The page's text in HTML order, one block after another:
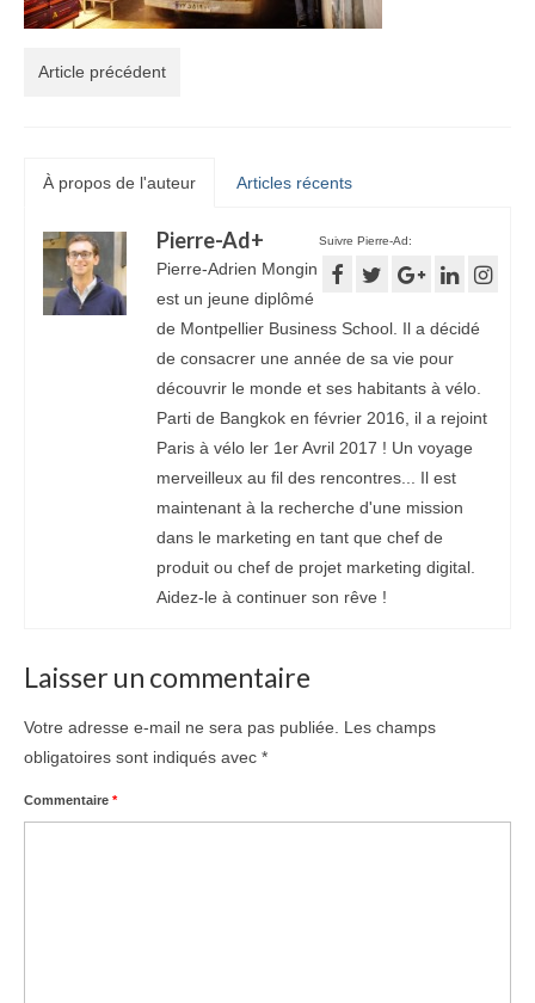
Article précédent
À propos de l'auteur Articles récents
Suivre Pierre-Ad:
Pierre-Ad+
Pierre-Adrien Mongin
est un jeune diplômé
de Montpellier Business School. Il a décidé
de consacrer une année de sa vie pour
découvrir le monde et ses habitants à vélo.
Parti de Bangkok en février 2016, il a rejoint
Paris à vélo ler 1er Avril 2017 ! Un voyage
merveilleux au fil des rencontres... Il est
maintenant à la recherche d'une mission
dans le marketing en tant que chef de
produit ou chef de projet marketing digital.
Aidez-le à continuer son rêve !
Laisser un commentaire
Votre adresse e-mail ne sera pas publiée.
Les champs
obligatoires sont indiqués avec *
Commentaire *